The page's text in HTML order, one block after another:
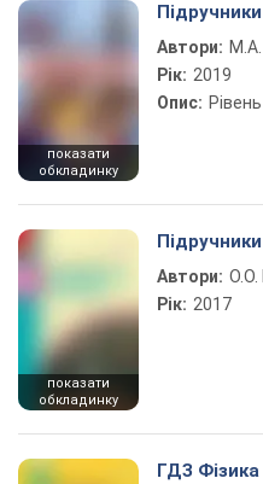
показати
обкладинку
Автори: М.А.
Рік: 2019
Опис:
показати
обкладинку
Автори: О.О.
Рік: 2017
ГДЗ Фізика